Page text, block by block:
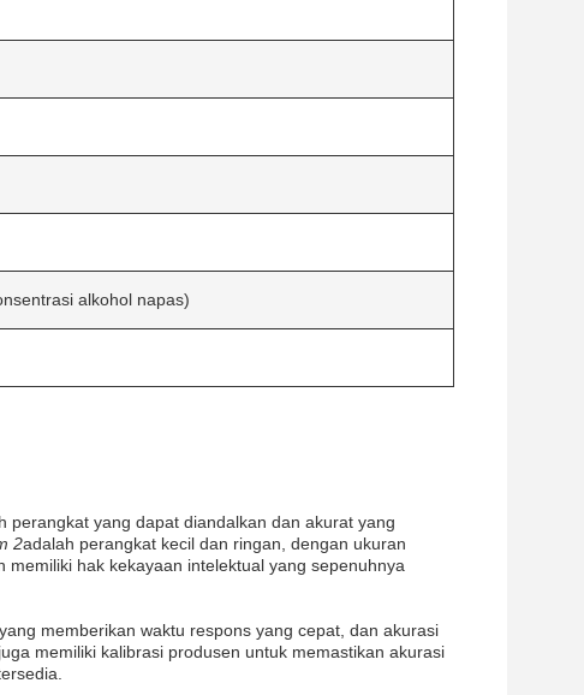
alkohol napas)
perangkat yang dapat diandalkan dan akurat yang
2adalah perangkat kecil dan ringan, dengan ukuran
memiliki hak kekayaan intelektual yang sepenuhnya
memberikan waktu respons yang cepat, dan akurasi
memiliki kalibrasi produsen untuk memastikan akurasi